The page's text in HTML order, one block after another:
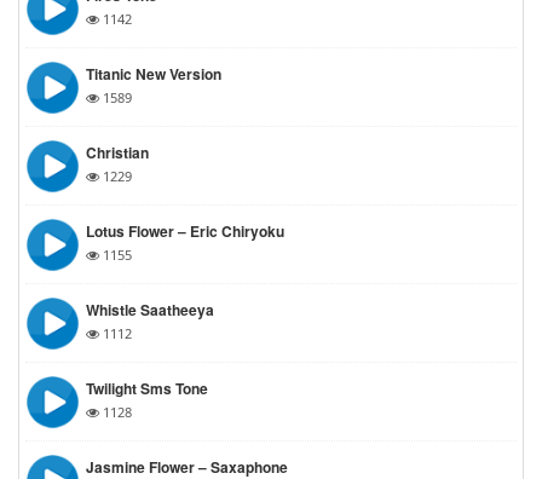
1142
Titanic New Version
1589
Christian
1229
Lotus Flower – Eric Chiryoku
1155
Whistle Saatheeya
1112
Twilight Sms Tone
1128
Jasmine Flower – Saxaphone